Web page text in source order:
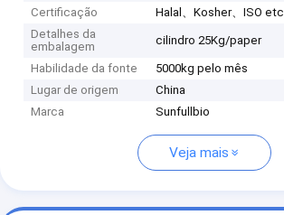
Certificação
Halal、Kosher、ISO etc
Detalhes da
embalagem
cilindro 25Kg/paper
Habilidade da fonte
5000kg pelo mês
Lugar de origem
China
Marca
Sunfullbio
Veja mais